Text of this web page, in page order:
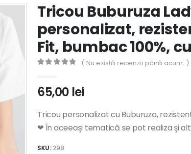
Tricou Buburuza
personalizat,
Fit, bumbac 100%,
( Nu există recenzii până acum. )
65,00 lei
Tricou personalizat cu Buburuza,
❤ În aceeaşi tematică se pot realiza şi
SKU: 298